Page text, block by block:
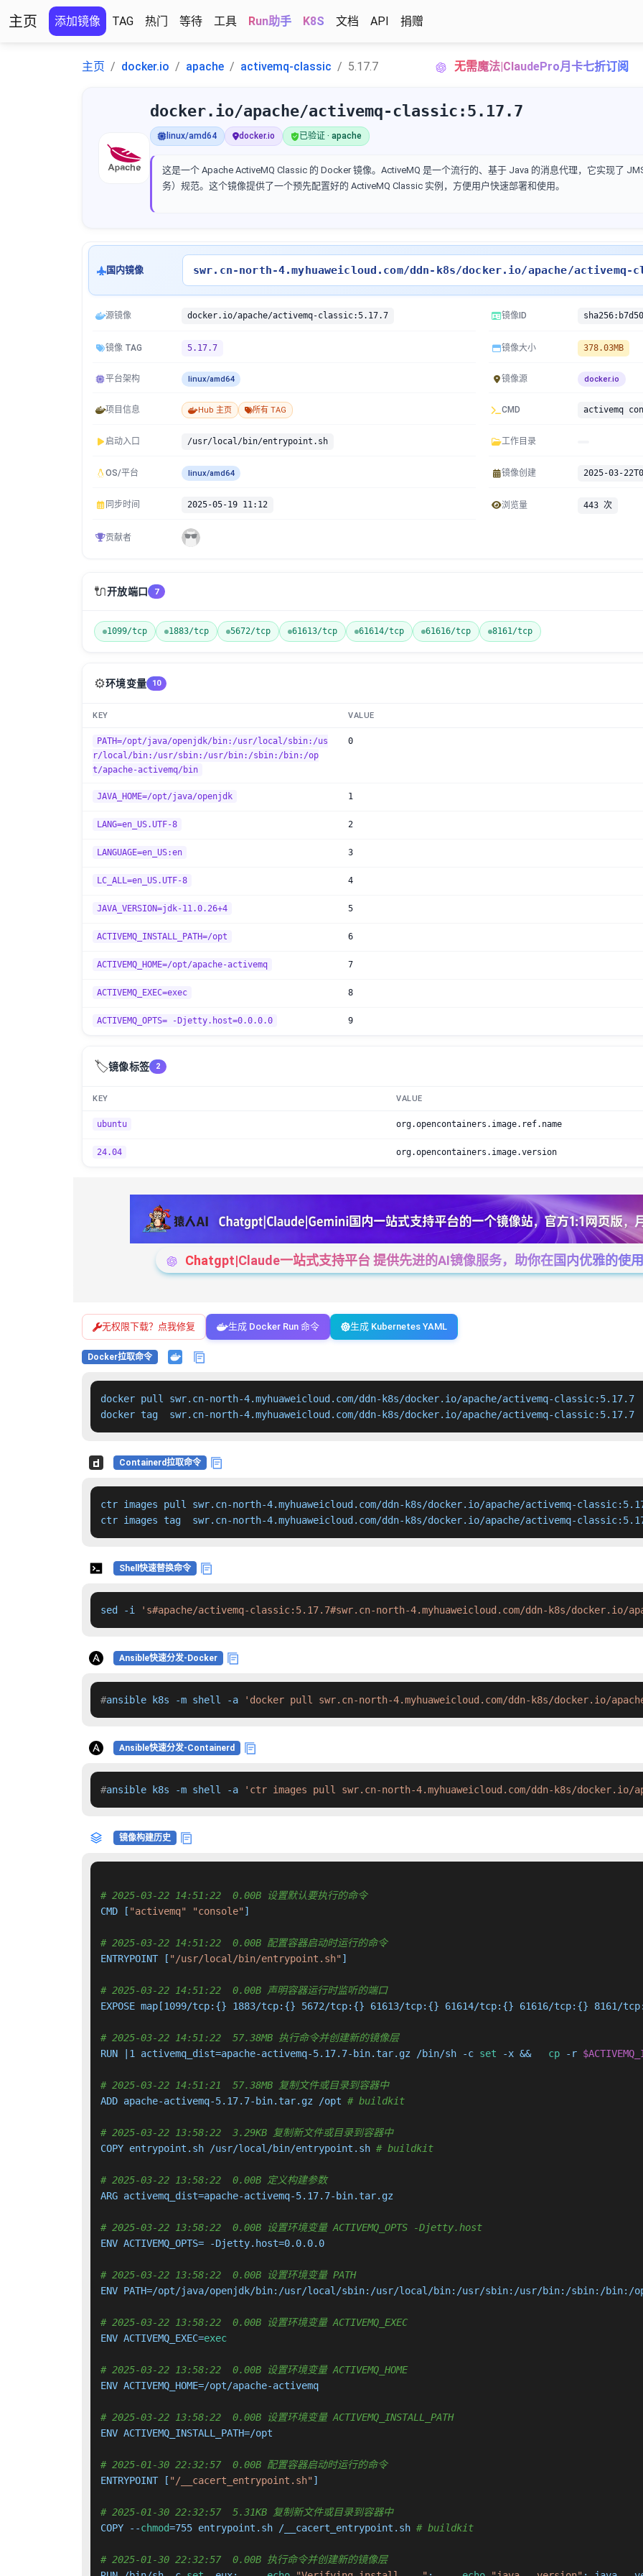
主页 添加镜像 TAG 热门 等待 工具 Run助手 K8S 文档 API 捐赠
主页 docker.io apache activemq-classic 5.17.7 无需魔法|ClaudePro月卡七折订阅
docker.io/apache/activemq-classic:5.17.7
linux/amd64 docker.io 已验证 · apache
这是一个 Apache ActiveMQ Classic 的 Docker 镜像。ActiveMQ 是一个流行的、基于 Java 的消息代理，它实现了
务）规范。这个镜像提供了一个预先配置好的 ActiveMQ Classic 实例，方便用户快速部署和使用。
国内镜像 swr.cn-north-4.myhuaweicloud.com/ddn-k8s/docker.io/apache/
源镜像 docker.io/apache/activemq-classic:5.17.7 镜像ID
镜像 TAG 5.17.7 镜像大小 378.03MB
平台架构 linux/amd64 镜像源 docker.io
项目信息 Hub 主页 所有 TAG CMD activemq
启动入口 /usr/local/bin/entrypoint.sh 工作目录
OS/平台 linux/amd64 镜像创建 2025-03-
同步时间 2025-05-19 11:12 浏览量 443 次
贡献者
🔌开放端口 7
1099/tcp 1883/tcp 5672/tcp 61613/tcp 61614/tcp 61616/tcp 8161/tcp
⚙️环境变量 10
KEY VALUE
PATH=/opt/java/openjdk/bin:/usr/local/sbin:/us
r/local/bin:/usr/sbin:/usr/bin:/sbin:/bin:/op
t/apache-activemq/bin
0
JAVA_HOME=/opt/java/openjdk 1
LANG=en_US.UTF-8 2
LANGUAGE=en_US:en 3
LC_ALL=en_US.UTF-8 4
JAVA_VERSION=jdk-11.0.26+4 5
ACTIVEMQ_INSTALL_PATH=/opt 6
ACTIVEMQ_HOME=/opt/apache-activemq 7
ACTIVEMQ_EXEC=exec 8
ACTIVEMQ_OPTS= -Djetty.host=0.0.0.0 9
🏷️镜像标签 2
KEY VALUE
ubuntu org.opencontainers.image.ref.name
24.04 org.opencontainers.image.version
Chatgpt|Claude一站式支持平台 提供先进的AI镜像服务，助你在国内优雅的使
无权限下载？点我修复 生成 Docker Run 命令 生成 Kubernetes YAML
Docker拉取命令
docker pull swr.cn-north-4.myhuaweicloud.com/ddn-k8s/docker.io/apache/activemq-classic:5.17.7
docker tag  swr.cn-north-4.myhuaweicloud.com/ddn-k8s/docker.io/apache/activemq-
Containerd拉取命令
ctr images pull swr.cn-north-4.myhuaweicloud.com/ddn-k8s/docker.io/apache/activemq-
ctr images tag  swr.cn-north-4.myhuaweicloud.com/ddn-k8s/docker.io/apache/activemq-
Shell快速替换命令
sed -i 's#apache/activemq-classic:5.17.7#swr.cn-north-4.myhuaweicloud.com/ddn-k8s/docker.io/
Ansible快速分发-Docker
#ansible k8s -m shell -a 'docker pull swr.cn-north-4.myhuaweicloud.com/ddn-k8s/docker.io/
Ansible快速分发-Containerd
#ansible k8s -m shell -a 'ctr images pull swr.cn-north-4.myhuaweicloud.com/ddn-k8s/
镜像构建历史
# 2025-03-22 14:51:22  0.00B 设置默认要执行的命令
CMD [ "activemq" "console" ]
# 2025-03-22 14:51:22  0.00B 配置容器启动时运行的命令
ENTRYPOINT [ "/usr/local/bin/entrypoint.sh" ]
# 2025-03-22 14:51:22  0.00B 声明容器运行时监听的端口
EXPOSE map[1099/tcp:{} 1883/tcp:{} 5672/tcp:{} 61613/tcp:{} 61614/tcp:{} 61616/tcp:{} 8161/
# 2025-03-22 14:51:22  57.38MB 执行命令并创建新的镜像层
RUN |1 activemq_dist=apache-activemq-5.17.7-bin.tar.gz /bin/sh -c set -x && cp -r
# 2025-03-22 14:51:21  57.38MB 复制文件或目录到容器中
ADD apache-activemq-5.17.7-bin.tar.gz /opt # buildkit
# 2025-03-22 13:58:22  3.29KB 复制新文件或目录到容器中
COPY entrypoint.sh /usr/local/bin/entrypoint.sh # buildkit
# 2025-03-22 13:58:22  0.00B 定义构建参数
ARG activemq_dist=apache-activemq-5.17.7-bin.tar.gz
# 2025-03-22 13:58:22  0.00B 设置环境变量 ACTIVEMQ_OPTS -Djetty.host
ENV ACTIVEMQ_OPTS= -Djetty.host=0.0.0.0
# 2025-03-22 13:58:22  0.00B 设置环境变量 PATH
ENV PATH=/opt/java/openjdk/bin:/usr/local/sbin:/usr/local/bin:/usr/sbin:/usr/bin:/sbin:/bin:/
# 2025-03-22 13:58:22  0.00B 设置环境变量 ACTIVEMQ_EXEC
ENV ACTIVEMQ_EXEC=exec
# 2025-03-22 13:58:22  0.00B 设置环境变量 ACTIVEMQ_HOME
ENV ACTIVEMQ_HOME=/opt/apache-activemq
# 2025-03-22 13:58:22  0.00B 设置环境变量 ACTIVEMQ_INSTALL_PATH
ENV ACTIVEMQ_INSTALL_PATH=/opt
# 2025-01-30 22:32:57  0.00B 配置容器启动时运行的命令
ENTRYPOINT [ "/__cacert_entrypoint.sh" ]
# 2025-01-30 22:32:57  5.31KB 复制新文件或目录到容器中
COPY --chmod=755 entrypoint.sh /__cacert_entrypoint.sh # buildkit
# 2025-01-30 22:32:57  0.00B 执行命令并创建新的镜像层